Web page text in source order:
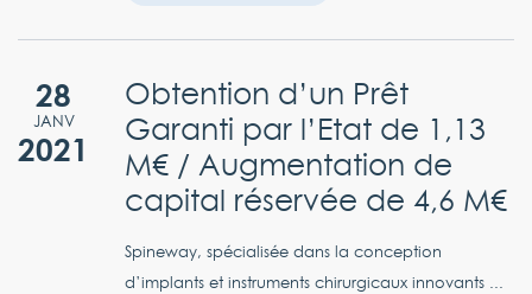
28
JANV
2021
Obtention d’un Prêt
Garanti par l’Etat de 1,13
M€ / Augmentation de
capital réservée de 4,6 M€
Spineway, spécialisée dans la conception
d’implants et instruments chirurgicaux innovants ...